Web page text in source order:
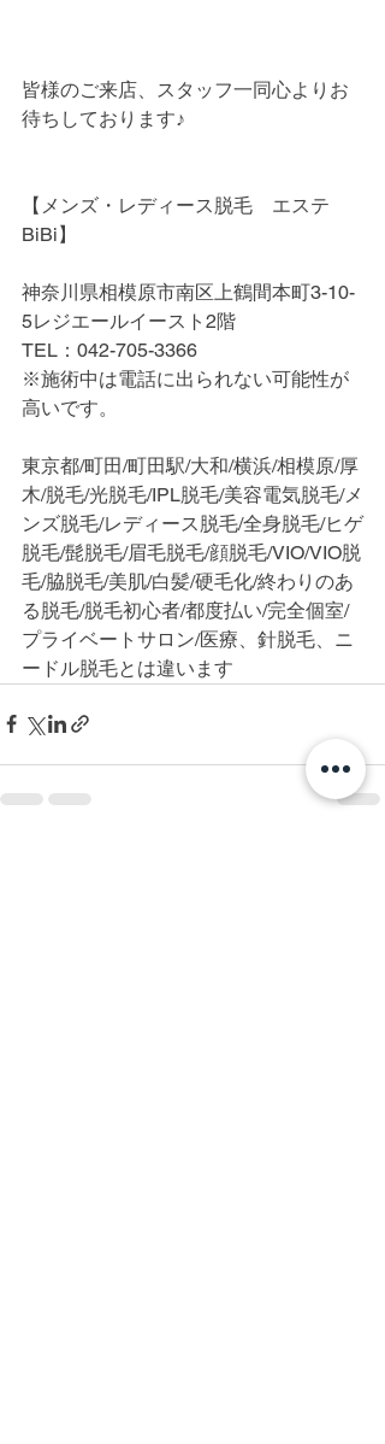
皆様のご来店、スタッフ一同心よりお
待ちしております♪
【メンズ・レディース脱毛　エステ
BiBi】
神奈川県相模原市南区上鶴間本町3-10-
5レジエールイースト2階
TEL：042-705-3366
※施術中は電話に出られない可能性が
高いです。
東京都/町田/町田駅/大和/横浜/相模原/厚
木/脱毛/光脱毛/IPL脱毛/美容電気脱毛/メ
ンズ脱毛/レディース脱毛/全身脱毛/ヒゲ
脱毛/髭脱毛/眉毛脱毛/顔脱毛/VIO/VIO脱
毛/脇脱毛/美肌/白髪/硬毛化/終わりのあ
る脱毛/脱毛初心者/都度払い/完全個室/
プライベートサロン/医療、針脱毛、ニ
ードル脱毛とは違います